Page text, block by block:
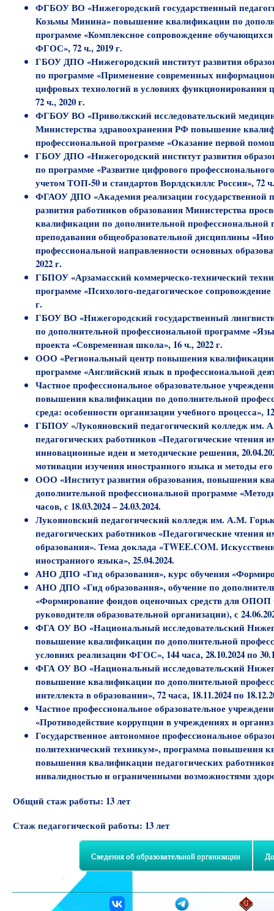
ФГБОУ ВО «Нижегородский государственный
Козьмы Минина» повышение квалификации по
программе «Комплексное сопровождение
ФГОС», 72 ч., 2019 г.
ГБОУ ДПО «Нижегородский институт развития
по программе «Применение современных
цифровых технологий в условиях функционирования
72 ч., 2020 г.
ФГБОУ ВО «Приволжский исследовательский
Министерства здравоохранения РФ повышение
профессиональной программе «Оказание первой
ГБОУ ДПО «Нижегородский институт развития
по программе «Развитие цифрового
учетом ТОП-50 и стандартов Ворлдскиллс Россия», 72
ФГАОУ ДПО «Академия реализации государственной
развития работников образования Министерства
квалификации по дополнительной профессиональной
преподавания общеобразовательной дисциплины
профессиональной направленности основных
2022 г.
ГБПОУ «Арзамасский коммерческо-технический
программе «Психолого-педагогическое
г.
ГБОУ ВО «Нижегородский государственный
по дополнительной профессиональной программе
проекта «Современная школа», 16 ч., 2022 г.
ООО «Региональный центр повышения
программе «Английский язык в профессиональной
Частное профессиональное образовательное
повышения квалификации по дополнительной
среда: особенности организации учебного процесса»,
ГБПОУ «Лукояновский педагогический колледж им.
педагогических работников «Педагогические
инновационные идеи и методические решения,
мотивации изучения иностранного языка и методы
ООО «Институт развития образования, повышения
дополнительной профессиональной программе
часов, с 18.03.2024 – 24.03.2024.
Лукояновский педагогический колледж им. А.М.
педагогических работников «Педагогические
образования». Тема доклада «TWEE.COM.
иностранного языка», 25.04.2024.
АНО ДПО «Гид образования», курс обучения
АНО ДПО «Гид образования», обучение по
«Формирование фондов оценочных средств для
руководителя образовательной организации), с
ФГА ОУ ВО «Национальный исследовательский
повышение квалификации по дополнительной
условиях реализации ФГОС», 144 часа, 28.10.2024 по
ФГА ОУ ВО «Национальный исследовательский
повышение квалификации по дополнительной
интеллекта в образовании», 72 часа, 18.11.2024 по
Частное профессиональное образовательное
«Противодействие коррупции в учреждениях и
Государственное автономное профессиональное
политехнический техникум», программа повышения
повышения квалификации педагогических
инвалидностью и ограниченными возможностями
Общий стаж работы: 13 лет
Стаж педагогической работы: 13 лет
Сведения об образовательной организации